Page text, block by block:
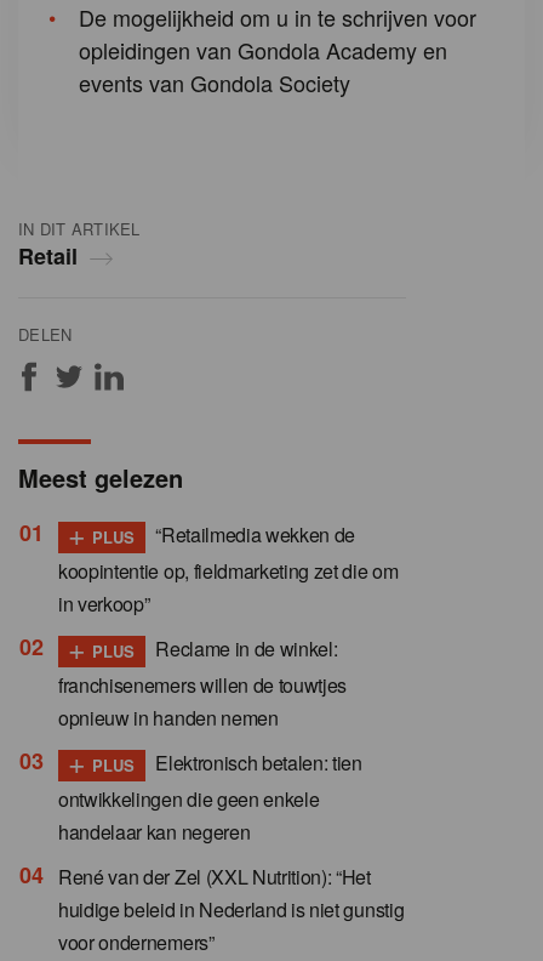
IN DIT ARTIKEL
Retail
DELEN
De mogelijkheid om u in te schrijven voor
opleidingen van Gondola Academy en
events van Gondola Society
Meest gelezen
+ PLUS
“Retailmedia wekken de
koopintentie op, fieldmarketing zet die om
in verkoop”
+ PLUS
Reclame in de winkel:
franchisenemers willen de touwtjes
opnieuw in handen nemen
+ PLUS
Elektronisch betalen: tien
ontwikkelingen die geen enkele
handelaar kan negeren
René van der Zel (XXL Nutrition): “Het
huidige beleid in Nederland is niet gunstig
voor ondernemers”